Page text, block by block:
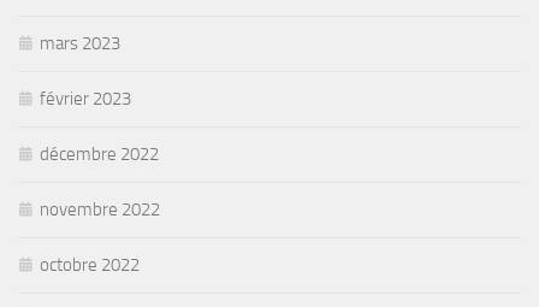
mars 2023
février 2023
décembre 2022
novembre 2022
octobre 2022